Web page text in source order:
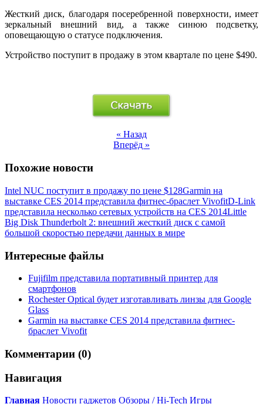
Жесткий диск, благодаря посеребренной поверхности, имеет
зеркальный внешний вид, а также синюю подсветку,
оповещающую о статусе подключения.
Устройство поступит в продажу в этом квартале по цене $490.
« Назад
Вперёд »
Похожие новости
Intel NUC поступит в продажу по цене $128Garmin на
выставке CES 2014 представила фитнес-браслет VivofitD-Link
представила несколько сетевых устройств на CES 2014Little
Big Disk Thunderbolt 2: внешний жесткий диск с самой
большой скоростью передачи данных в мире
Интересные файлы
Fujifilm представила портативный принтер для
смартфонов
Rochester Optical будет изготавливать линзы для Google
Glass
Garmin на выставке CES 2014 представила фитнес-
браслет Vivofit
Комментарии (0)
Навигация
Главная Новости гаджетов Обзоры / Hi-Tech Игры